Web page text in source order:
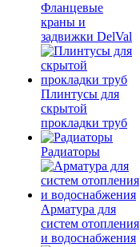
Фланцевые
краны и
задвижки DelVal
Плинтусы для
скрытой
прокладки труб
Радиаторы
Арматура для
систем отопления
и водоснабжения